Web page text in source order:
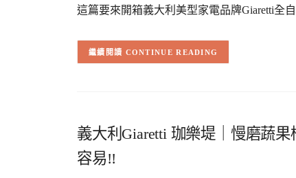
這篇要來開箱義大利美型家電品牌Giaretti全
CONTINUE READING
義大利Giaretti 珈樂堤｜慢磨蔬
容易!!